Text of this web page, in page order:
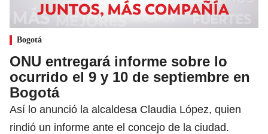
Bogotá
ONU entregará informe sobre lo
ocurrido el 9 y 10 de septiembre en
Bogotá
Así lo anunció la alcaldesa Claudia López, quien
rindió un informe ante el concejo de la ciudad.